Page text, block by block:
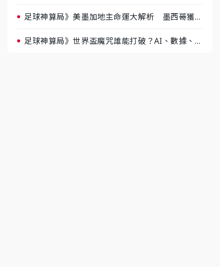
足球神算局》美墨加地主命運大解析 墨西哥獲數
足球神算局》世界盃魔咒誰能打破？AI、數據、塔